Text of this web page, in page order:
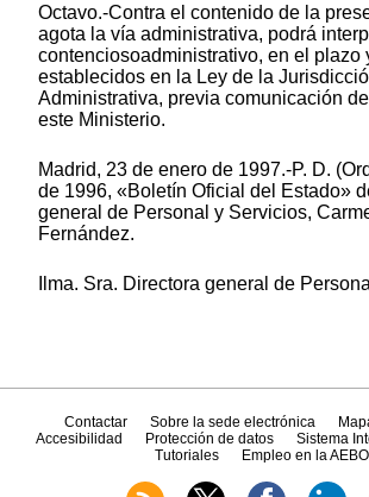
Octavo.-Contra el contenido de la
agota la vía administrativa, podrá
contenciosoadministrativo, en el plazo
establecidos en la Ley de la
Administrativa, previa comunicación
este Ministerio.
Madrid, 23 de enero de 1997.-P. D.
de 1996, «Boletín Oficial del Estado»
general de Personal y Servicios,
Fernández.
Ilma. Sra. Directora general de
Contactar Sobre la sede electrónica
Accesibilidad
Protección de datos
Sistema
Tutoriales
Empleo en la